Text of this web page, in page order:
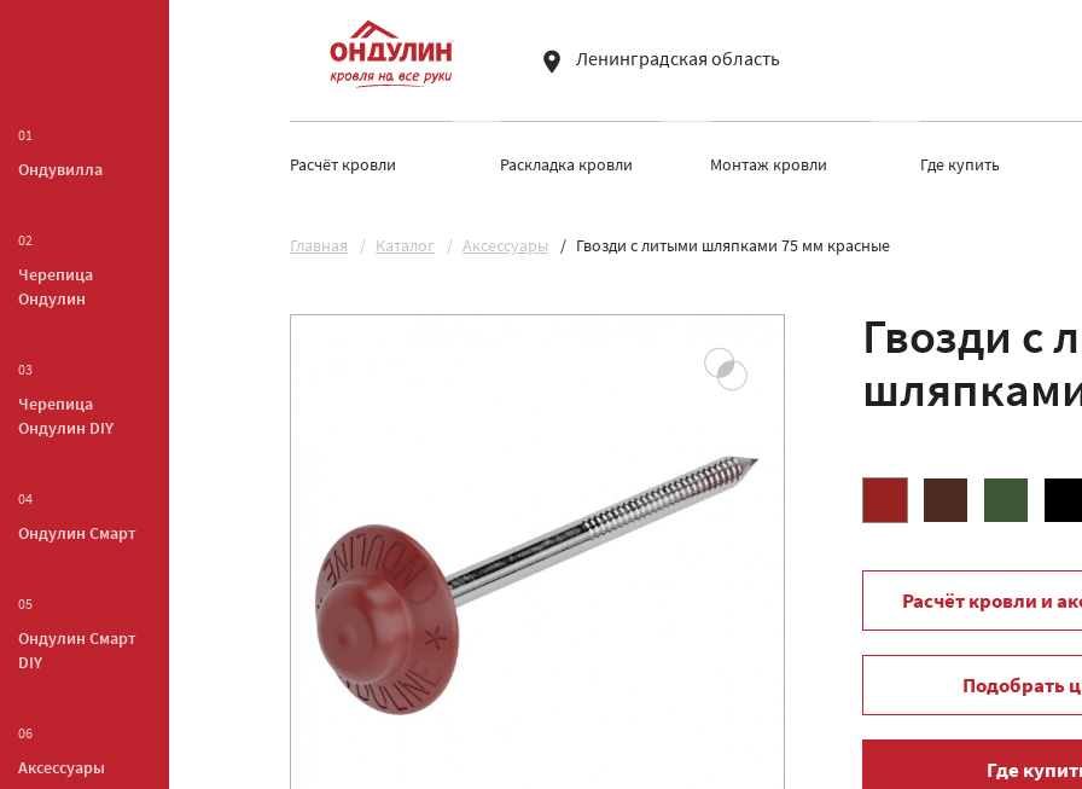
01
Ондувилла
02
Черепица
Ондулин
03
Черепица
Ондулин DIY
04
Ондулин Смарт
05
Ондулин Смарт
DIY
06
Аксессуары
Ленинградская область
Расчёт кровли Раскладка кровли Монтаж кровли Где купить
Главная Каталог Аксессуары Гвозди с литыми шляпками 75 мм красные
Гвозди с
Расчёт кровли и
Подобрать
Где